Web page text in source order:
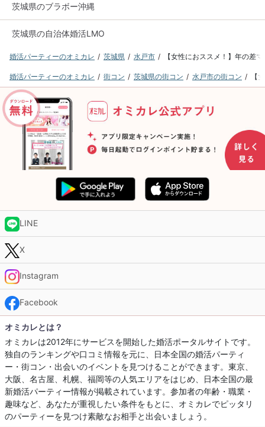
茨城県のブラボー沖縄
茨城県の自治体婚活LMO
婚活パーティーのオミカレ 茨城県 水戸市 【女性におススメ！】年の差
婚活パーティーのオミカレ 街コン 茨城県の街コン 水戸市の街コン 【
LINE
X
Instagram
Facebook
オミカレとは？
オミカレは2012年にサービスを開始した婚活ポータルサイトです。
独自のランキングや口コミ情報を元に、日本全国の婚活パーティ
ー・街コン・出会いのイベントを見つけることができます。東京、
大阪、名古屋、札幌、福岡等の人気エリアをはじめ、日本全国の最
新婚活パーティー情報が掲載されています。参加者の年齢・職業・
趣味など、あなたが重視したい条件をもとに、オミカレでピッタリ
のパーティーを見つけ素敵なお相手と出会いましょう。